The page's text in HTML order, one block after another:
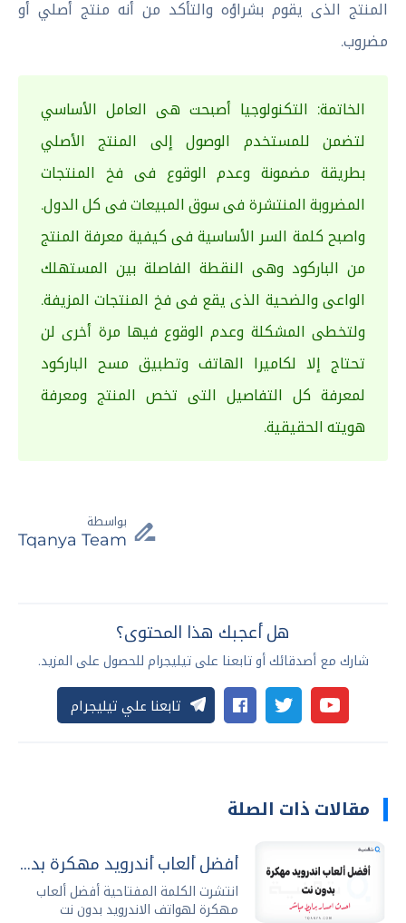
المنتج الذى يقوم بشراؤه والتأكد من أنه منتج أصلي أو
مضروب.
الخاتمة: التكنولوجيا أصبحت هى العامل الأساسي
لتضمن للمستخدم الوصول إلى المنتج الأصلي
بطريقة مضمونة وعدم الوقوع فى فخ المنتجات
المضروبة المنتشرة فى سوق المبيعات فى كل الدول.
واصبح كلمة السر الأساسية فى كيفية معرفة المنتج
من الباركود وهى النقطة الفاصلة بين المستهلك
الواعى والضحية الذى يقع فى فخ المنتجات المزيفة.
ولتخطى المشكلة وعدم الوقوع فيها مرة أخرى لن
تحتاج إلا لكاميرا الهاتف وتطبيق مسح الباركود
لمعرفة كل التفاصيل التى تخص المنتج ومعرفة
هويته الحقيقية.
بواسطة
Tqanya Team
هل أعجبك هذا المحتوى؟
شارك مع أصدقائك أو تابعنا على تيليجرام للحصول على المزيد.
تابعنا علي تيليجرام
مقالات ذات الصلة
أفضل ألعاب أندرويد مهكرة بدون نت 2026 مجاناً
انتشرت الكلمة المفتاحية أفضل ألعاب
مهكرة لهواتف الاندرويد بدون نت